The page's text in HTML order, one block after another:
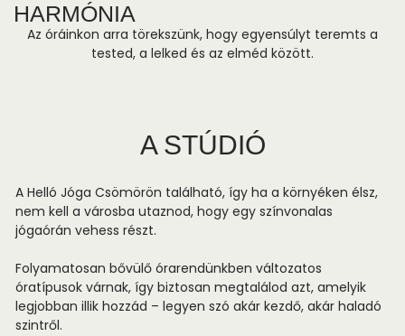
HARMÓNIA
Az óráinkon arra törekszünk, hogy egyensúlyt teremts a
tested, a lelked és az elméd között.
A STÚDIÓ
A Helló Jóga Csömörön található, így ha a környéken élsz,
nem kell a városba utaznod, hogy egy színvonalas
jógaórán vehess részt.
Folyamatosan bővülő órarendünkben változatos
óratípusok várnak, így biztosan megtalálod azt, amelyik
legjobban illik hozzád – legyen szó akár kezdő, akár haladó
szintről.